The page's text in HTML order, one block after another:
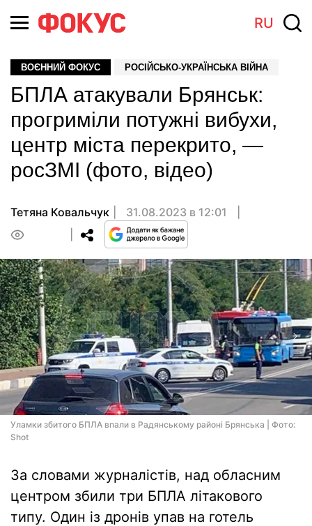
RU
ВОЄННИЙ ФОКУС РОСІЙСЬКО-УКРАЇНСЬКА ВІЙНА
БПЛА атакували Брянськ:
прогриміли потужні вибухи,
центр міста перекрито, —
росЗМІ (фото, відео)
Тетяна Ковальчук
31.08.2023 в 12:01
Уламки збитого БПЛА впали в Радянському районі Брянська | Фото:
Shot
За словами журналістів, над обласним
центром збили три БПЛА літакового
типу. Один із дронів упав на готель